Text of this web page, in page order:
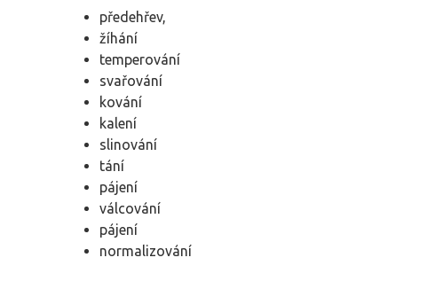
předehřev,
žíhání
temperování
svařování
kování
kalení
slinování
tání
pájení
válcování
pájení
normalizování